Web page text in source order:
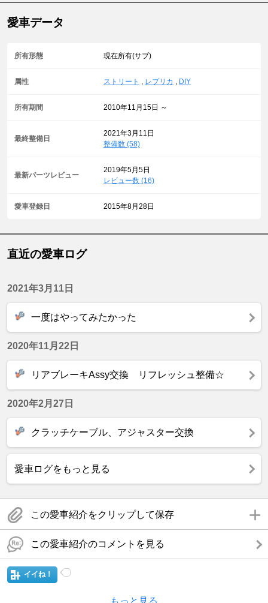
愛車データ
所有形態 現在所有(サブ)
属性 ストリート , レプリカ , DIY
所有期間 2010年11月15日 ～
最終整備日
2021年3月11日
整備数 (58)
最新パーツレビュー
2019年5月5日
レビュー数 (16)
愛車登録日 2015年8月28日
直近の愛車ログ
2021年3月11日
一度はやってみたかった
2020年11月22日
リアブレーキAssy交換 リフレッシュ整備☆
2020年2月27日
クラッチケーブル、アジャスター交換
愛車ログをもっと見る
この愛車紹介をクリップして保存
この愛車紹介のコメントを見る
イイね！